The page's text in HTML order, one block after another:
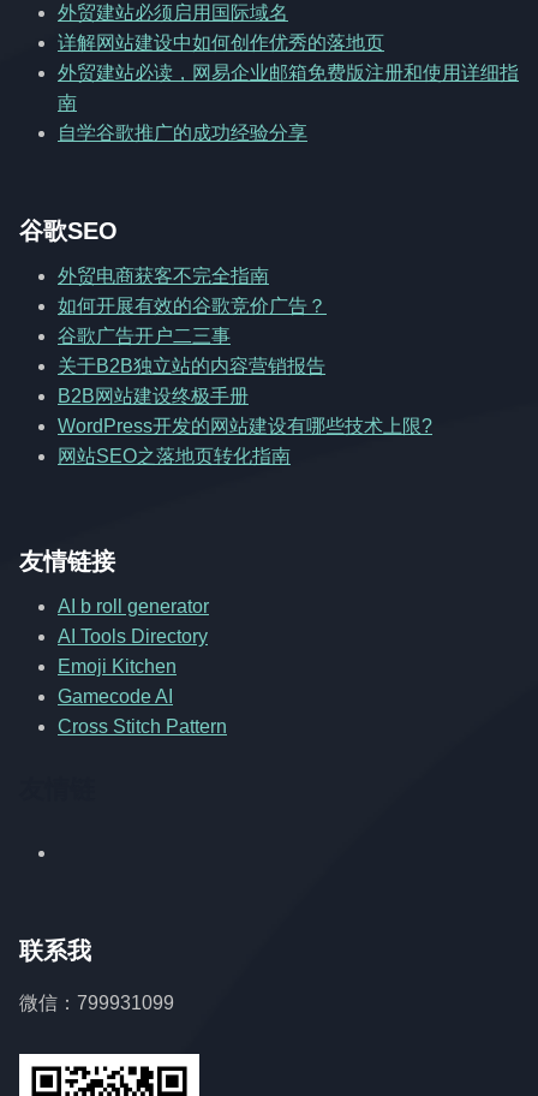
外贸建站必须启用国际域名
详解网站建设中如何创作优秀的落地页
外贸建站必读，网易企业邮箱免费版注册和使用详细指
南
自学谷歌推广的成功经验分享
谷歌SEO
外贸电商获客不完全指南
如何开展有效的谷歌竞价广告？
谷歌广告开户二三事
关于B2B独立站的内容营销报告
B2B网站建设终极手册
WordPress开发的网站建设有哪些技术上限?
网站SEO之落地页转化指南
友情链接
AI b roll generator
AI Tools Directory
Emoji Kitchen
Gamecode AI
Cross Stitch Pattern
联系我
微信：799931099